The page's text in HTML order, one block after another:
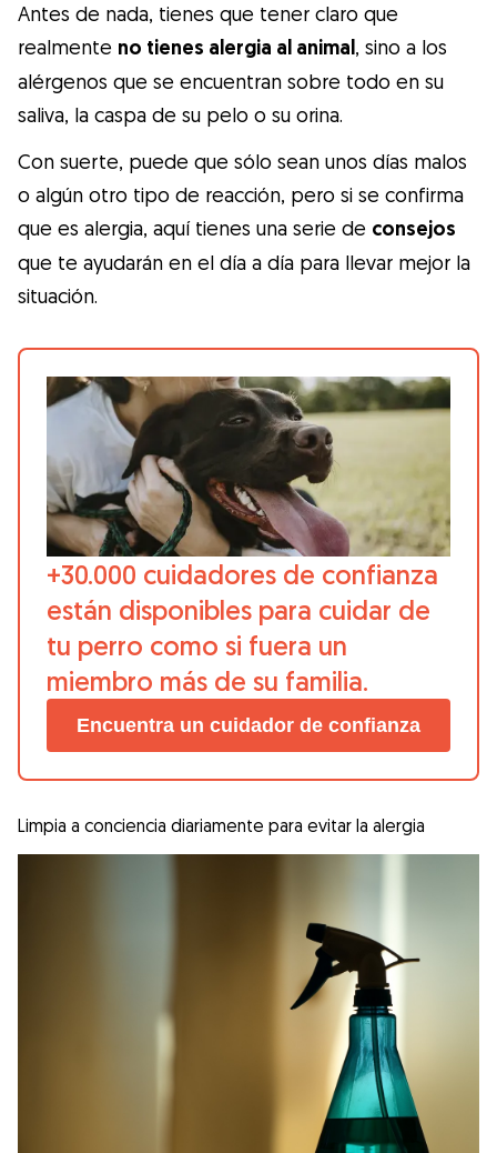
perfecto. ¡Miles de cuidadores están
disponibles para cuidar de tu perro como si
fuera un miembro más de su familia! Todas
las reservas incluyen Cobertura Veterinaria
y cancelación gratuíta
Descubre Gudog
Antes de nada, tienes que tener claro que
realmente no tienes alergia al animal, sino a los
alérgenos que se encuentran sobre todo en su
saliva, la caspa de su pelo o su orina.
Con suerte, puede que sólo sean unos días malos
o algún otro tipo de reacción, pero si se confirma
que es alergia, aquí tienes una serie de consejos
que te ayudarán en el día a día para llevar mejor la
situación.
+30.000 cuidadores de confianza
están disponibles para cuidar de
tu perro como si fuera un
miembro más de su familia.
Encuentra un cuidador de confianza
Limpia a conciencia diariamente para evitar la alergia